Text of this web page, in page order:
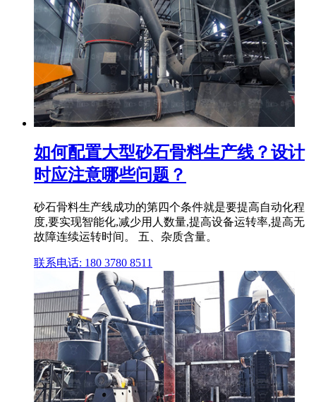
如何配置大型砂石骨料生产线？设计
时应注意哪些问题？
砂石骨料生产线成功的第四个条件就是要提高自动化程
度,要实现智能化,减少用人数量,提高设备运转率,提高无
故障连续运转时间。 五、杂质含量。
联系电话: 180 3780 8511